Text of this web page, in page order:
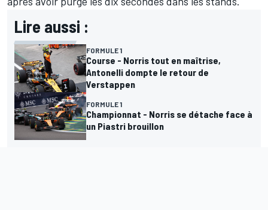
Lire aussi :
FORMULE 1
Course - Norris tout en maîtrise,
Antonelli dompte le retour de
Verstappen
FORMULE 1
Championnat - Norris se détache face à
un Piastri brouillon